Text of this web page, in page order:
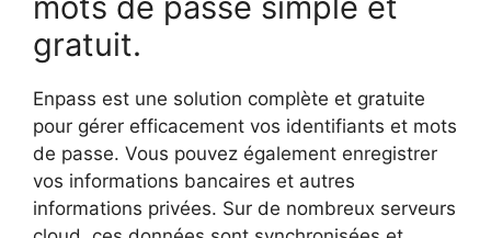
gratuit.
Enpass est une solution complète et gratuite
pour gérer efficacement vos identifiants et mots
de passe. Vous pouvez également enregistrer
vos informations bancaires et autres
informations privées. Sur de nombreux serveurs